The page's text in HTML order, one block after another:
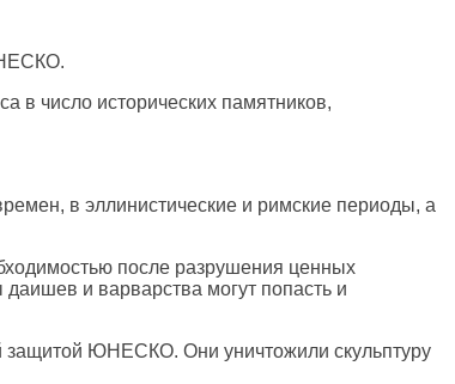
в число исторических памятников,
в эллинистические и римские периоды, а
после разрушения ценных
и варварства могут попасть и
ЮНЕСКО. Они уничтожили скульптуру